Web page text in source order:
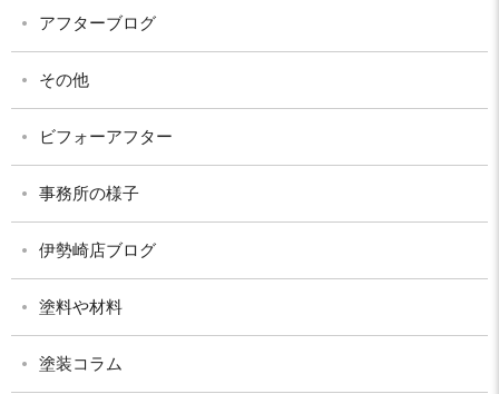
アフターブログ
その他
ビフォーアフター
事務所の様子
伊勢崎店ブログ
塗料や材料
塗装コラム